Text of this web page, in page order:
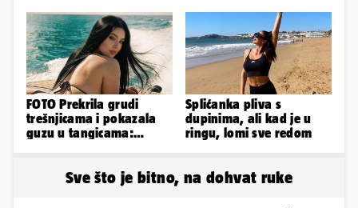
Nicole!
ugovor
FOTO Prekrila grudi
trešnjicama i pokazala
guzu u tangicama:
Splićanka pliva s
dupinima, ali kad je u
ringu, lomi sve redom
Sve što je bitno, na dohvat ruke